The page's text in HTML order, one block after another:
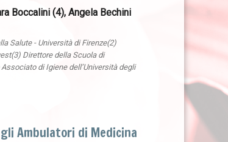
Boccalini (4), Angela Bechini
Salute - Università di Firenze(2)
Direttore della Scuola di
di Igiene dell’Università degli
Ambulatori di Medicina